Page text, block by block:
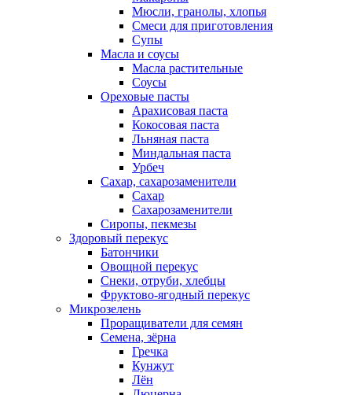
Мюсли, гранолы, хлопья
Смеси для приготовления
Супы
Масла и соусы
Масла растительные
Соусы
Ореховые пасты
Арахисовая паста
Кокосовая паста
Льняная паста
Миндальная паста
Урбеч
Сахар, сахарозаменители
Сахар
Сахарозаменители
Сиропы, пекмезы
Здоровый перекус
Батончики
Овощной перекус
Снеки, отруби, хлебцы
Фруктово-ягодный перекус
Микрозелень
Проращиватели для семян
Семена, зёрна
Гречка
Кунжут
Лён